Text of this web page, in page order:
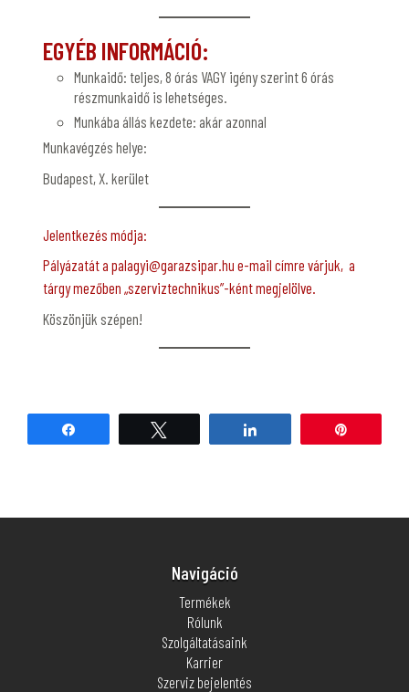
EGYÉB INFORMÁCIÓ:
Munkaidő: teljes, 8 órás VAGY igény szerint 6 órás
részmunkaidő is lehetséges.
Munkába állás kezdete: akár azonnal
Munkavégzés helye:
Budapest, X. kerület
Jelentkezés módja:
Pályázatát a palagyi@garazsipar.hu e-mail címre várjuk, a
tárgy mezőben „szerviztechnikus”-ként megjelölve.
Köszönjük szépen!
Navigáció
Termékek
Rólunk
Szolgáltatásaink
Karrier
Szerviz bejelentés